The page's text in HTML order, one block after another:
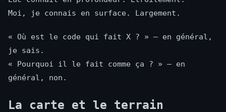
Moi, je connais en surface. Largement.
« Où est le code qui fait X ? » — en général,
je sais.
« Pourquoi il le fait comme ça ? » — en
général, non.
La carte et le terrain